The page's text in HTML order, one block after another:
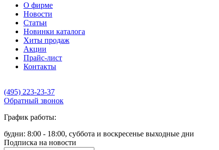
О фирме
Новости
Статьи
Новинки каталога
Хиты продаж
Акции
Прайс-лист
Контакты
(495) 223-23-37
Обратный звонок
График работы:
будни: 8:00 - 18:00, суббота и воскресенье выходные дни
Подписка на новости